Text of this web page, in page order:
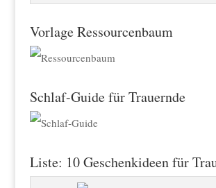
Vorlage Ressourcenbaum
Schlaf-Guide für Trauernde
Liste: 10 Geschenkideen für